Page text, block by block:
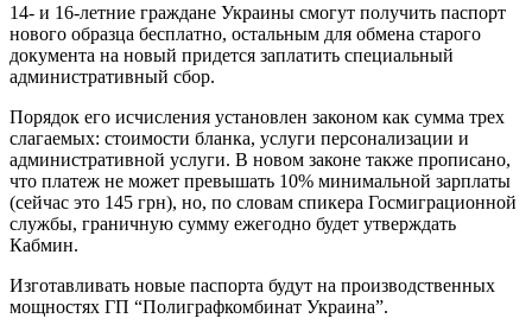
14- и 16-летние граждане Украины смогут получить паспорт
нового образца бесплатно, остальным для обмена старого
документа на новый придется заплатить специальный
административный сбор.
Порядок его исчисления установлен законом как сумма трех
слагаемых: стоимости бланка, услуги персонализации и
административной услуги. В новом законе также прописано,
что платеж не может превышать 10% минимальной зарплаты
(сейчас это 145 грн), но, по словам спикера Госмиграционной
службы, граничную сумму ежегодно будет утверждать
Кабмин.
Изготавливать новые паспорта будут на производственных
мощностях ГП “Полиграфкомбинат Украина”.